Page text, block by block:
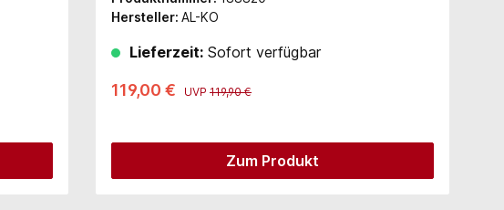
Hersteller: AL-KO
Lieferzeit: Sofort verfügbar
119,00 € UVP 119,90 €
Zum Produkt